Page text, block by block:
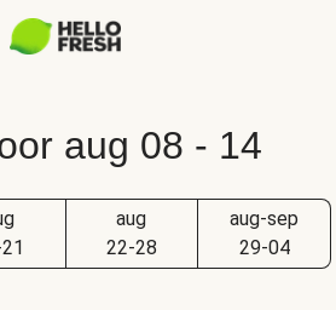
aug 08 - 14
aug
22-28
aug-sep
29-04